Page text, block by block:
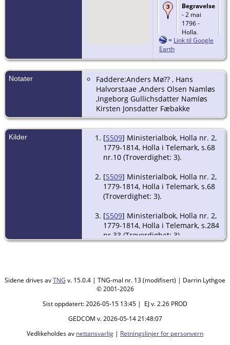
Begravelse
- 2 mai
1796 -
Holla,
Telemark
= Link til Google
Earth
Notater
Faddere:Anders Mø?? , Hans
Halvorstaae ,Anders Olsen Namløs
,Ingeborg Gullichsdatter Namløs
Kirsten Jonsdatter Fæbakke
Kilder [S509] Ministerialbok, Holla nr. 2,
1779-1814, Holla i Telemark, s.68
nr.10 (Troverdighet: 3).
[S509] Ministerialbok, Holla nr. 2,
1779-1814, Holla i Telemark, s.68
(Troverdighet: 3).
[S509] Ministerialbok, Holla nr. 2,
1779-1814, Holla i Telemark, s.284
nr.33 (Troverdighet: 3).
Sidene drives avTNG v. 15.0.4 | TNG-mal nr. 13 (modifisert) | Darrin Lythgoe
© 2001-2026
Sist oppdatert: 2026-05-15 13:45 | EJ v. 2.26 PROD
GEDCOM v. 2026-05-14 21:48:07
Vedlikeholdes av nettansvarlig | Retningslinjer for personvern